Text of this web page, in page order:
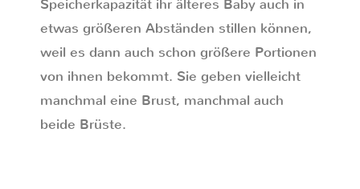
Speicherkapazität ihr älteres Baby auch in
etwas größeren Abständen stillen können,
weil es dann auch schon größere Portionen
von ihnen bekommt. Sie geben vielleicht
manchmal eine Brust, manchmal auch
beide Brüste.